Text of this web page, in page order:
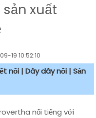
xuất
19 10:52:10
nối | Dây dây nối | Sản
nổi tiếng với